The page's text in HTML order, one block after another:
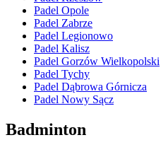
Padel Opole
Padel Zabrze
Padel Legionowo
Padel Kalisz
Padel Gorzów Wielkopolski
Padel Tychy
Padel Dąbrowa Górnicza
Padel Nowy Sącz
Badminton